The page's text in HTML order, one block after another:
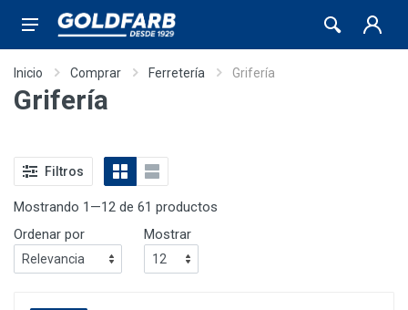
Inicio Comprar Ferretería Grifería
Grifería
Filtros
Mostrando 1—12 de 61 productos
Ordenar por
Mostrar